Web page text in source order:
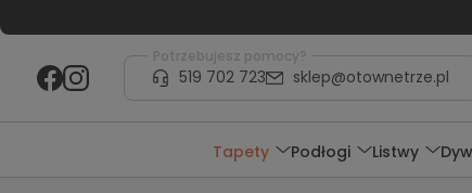
Potrzebujesz pomocy?
519 702 723 sklep@otownetrze.pl
Tapety Podłogi Listwy